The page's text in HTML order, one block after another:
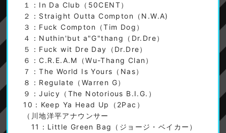
１：In Da Club（50CENT）
２：Straight Outta Compton（N.W.A)
３：Fuck Compton（Tim Dog）
４：Nuthin'but a"G"thang（Dr.Dre）
５：Fuck wit Dre Day（Dr.Dre）
６：C.R.E.A.M（Wu-Thang Clan）
７：The World Is Yours（Nas）
８：Regulate（Warren G）
９：Juicy（The Notorious B.I.G.）
10：Keep Ya Head Up（2Pac）
（川地洋平アナウンサー
11：Little Green Bag（ジョージ・ベイカー）